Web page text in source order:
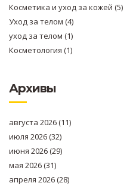
Косметика и уход за кожей (5)
Уход за телом (4)
уход за телом (1)
Косметология (1)
Архивы
августа 2026(11)
июля 2026(32)
июня 2026(29)
мая 2026(31)
апреля 2026(28)